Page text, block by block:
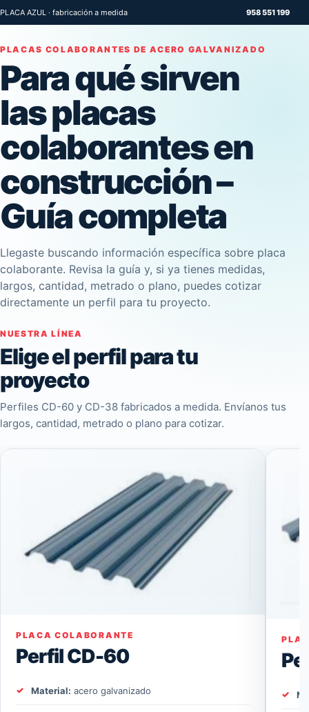
PLACA AZUL · fabricación a medida 958 551 199
PLACAS COLABORANTES DE ACERO GALVANIZADO
Para qué sirven
las placas
colaborantes en
construcción –
Guía completa
Llegaste buscando información específica sobre placa
colaborante. Revisa la guía y, si ya tienes medidas,
largos, cantidad, metrado o plano, puedes cotizar
directamente un perfil para tu proyecto.
NUESTRA LÍNEA
Elige el perfil para tu
proyecto
Perfiles CD-60 y CD-38 fabricados a medida. Envíanos tus
largos, cantidad, metrado o plano para cotizar.
PLACA COLABORANTE
Perfil CD-60
Material: acero galvanizado